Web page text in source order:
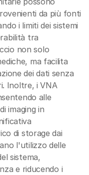
da più fonti
i limiti dei sistemi
tra
non solo
ma facilita
dei dati senza
Inoltre, i VNA
alle
imaging in
di storage dai
l'utilizzo delle
sistema,
e riducendo i